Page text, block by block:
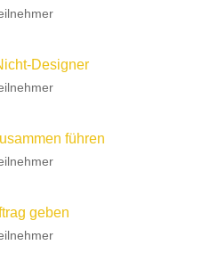
Designer
führen
geben